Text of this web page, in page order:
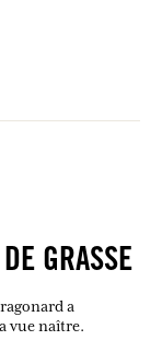
GRASSE
a
vue naître.